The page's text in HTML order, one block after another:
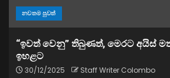
නවතම පුවත්
“ඉවත් වෙනු” තිබුණත්, මෙරට අයිස්
ඉහළට
30/12/2025 Staff Writer Colombo